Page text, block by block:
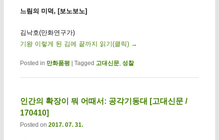
느림의 미덕, [보노보노]
김낙호(만화연구가)
기왕 이렇게 된 김에 끝까지 읽기(클릭) →
Posted in 만화품평 Tagged 고대신문, 성찰
인간의 확장이 뭐 어때서: 공각기동대 [고대신문 /
170410]
Posted on 2017. 07. 31.